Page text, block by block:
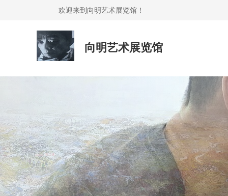
欢迎来到向明艺术展览馆！
向明艺术展览馆